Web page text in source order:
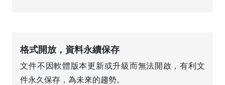
格式開放，資料永續保存
文件不因軟體版本更新或升級而無法開啟，有利文
件永久保存，為未來的趨勢。